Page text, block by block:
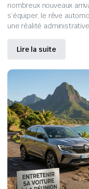
nombreux nouveaux
s’équiper, le rêve
une réalité
Lire la suite